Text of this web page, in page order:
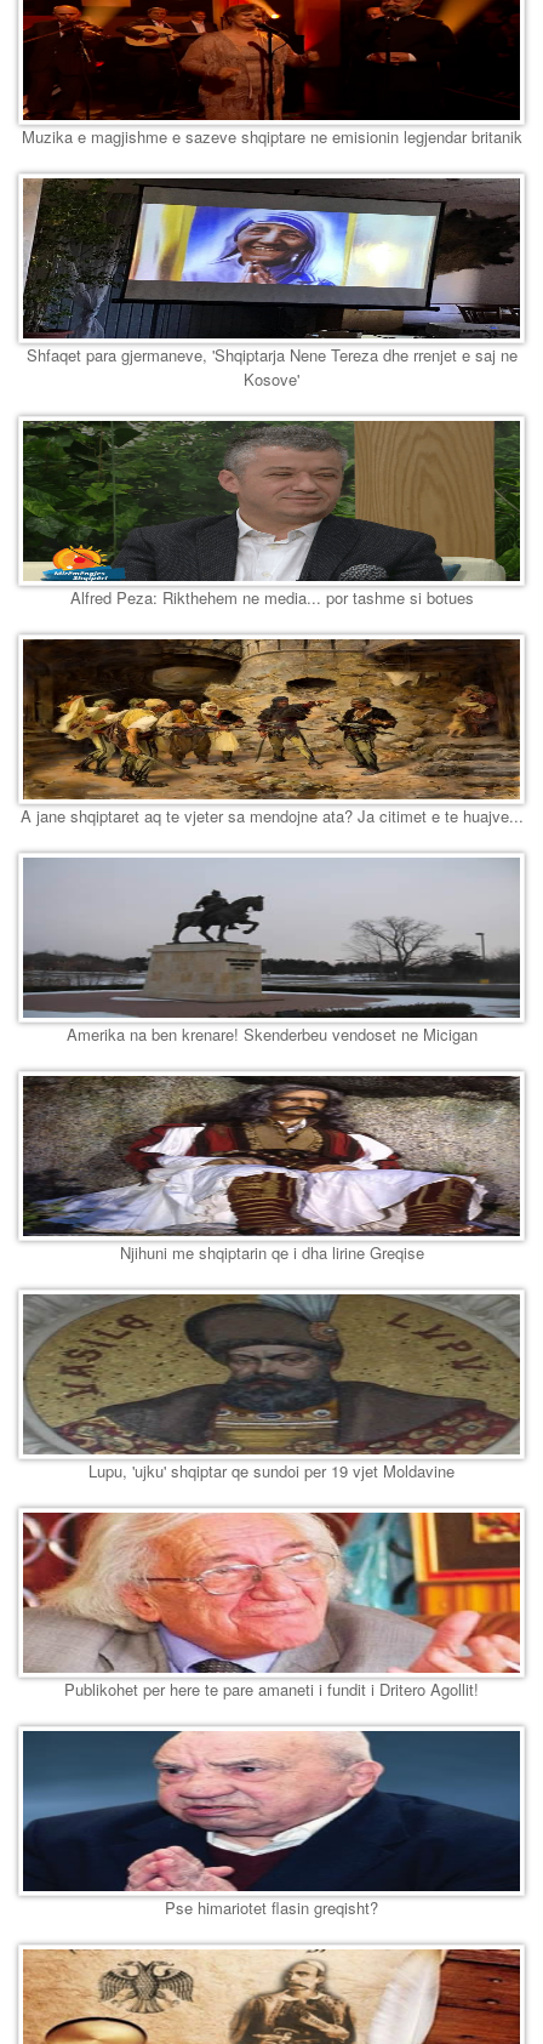
Muzika e magjishme e sazeve shqiptare ne emisionin legjendar britanik
Shfaqet para gjermaneve, 'Shqiptarja Nene Tereza dhe rrenjet e saj ne
Kosove'
Alfred Peza: Rikthehem ne media... por tashme si botues
A jane shqiptaret aq te vjeter sa mendojne ata? Ja citimet e te huajve...
Amerika na ben krenare! Skenderbeu vendoset ne Micigan
Njihuni me shqiptarin qe i dha lirine Greqise
Lupu, 'ujku' shqiptar qe sundoi per 19 vjet Moldavine
Publikohet per here te pare amaneti i fundit i Dritero Agollit!
Pse himariotet flasin greqisht?